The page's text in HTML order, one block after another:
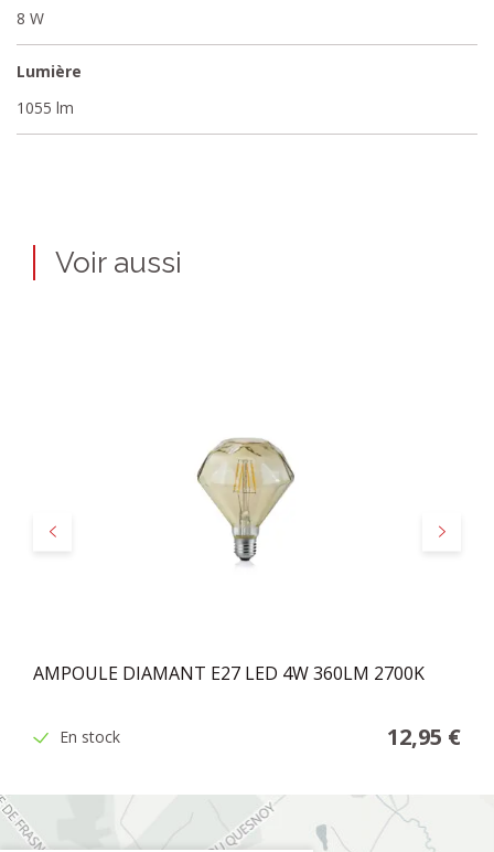
8 W
Lumière
1055 lm
Voir aussi
Précédent Suivant
AMPOULE DIAMANT E27 LED 4W 360LM 2700K
En stock 12,95 €